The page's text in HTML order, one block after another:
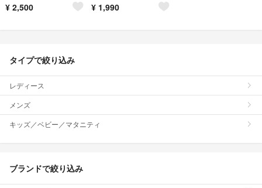
¥ 2,500 ¥ 1,990
タイプで絞り込み
レディース
メンズ
キッズ／ベビー／マタニティ
ブランドで絞り込み